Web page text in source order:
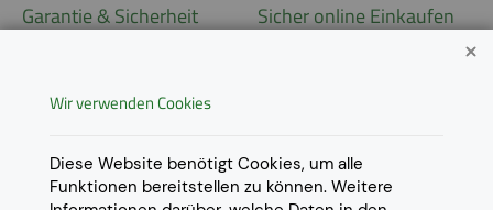
Garantie & Sicherheit
Datenschutz
Impressum
Sicher online Einkaufen
Lieferungen in weitere Länder
gerne aufAnfrage
Wir verwenden Cookies
Diese Website benötigt Cookies, um alle
Funktionen bereitstellen zu können. Weitere